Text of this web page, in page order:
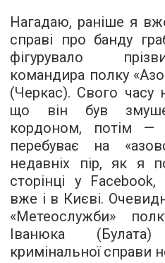
Нагадаю, раніше я
справі про банду
фігурувало
командира полку
(Черкас). Свого часу
що він був
кордоном, потім —
перебуває на
недавніх пір, як я
сторінці у
вже і в Києві.
«Метеослужби»
Іванюка
кримінальної справи